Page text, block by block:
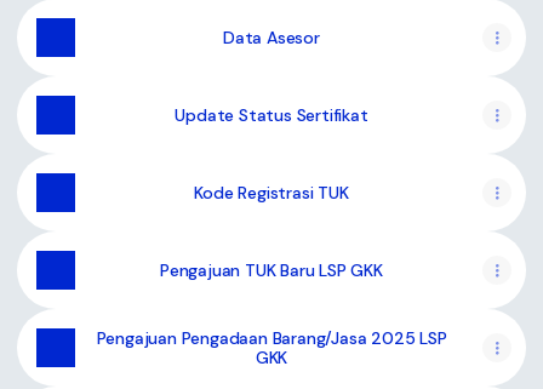
Data Asesor
Update Status Sertifikat
Kode Registrasi TUK
Pengajuan TUK Baru LSP GKK
Pengajuan Pengadaan Barang/Jasa 2025 LSP
GKK